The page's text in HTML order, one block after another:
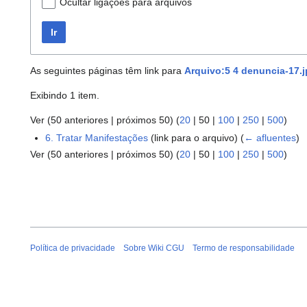
Ir
As seguintes páginas têm link para Arquivo:5 4 denuncia-
Exibindo 1 item.
Ver (50 anteriores | próximos 50) (20 | 50 | 100 | 250 | 500)
6. Tratar Manifestações (link para o arquivo)(← afluentes)
Ver (50 anteriores | próximos 50) (20 | 50 | 100 | 250 | 500)
Política de privacidade Sobre Wiki CGU Termo de responsabilidade